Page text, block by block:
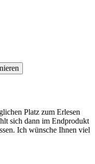
Platz zum Erlesen
sich dann im Endprodukt
Ich wünsche Ihnen viel